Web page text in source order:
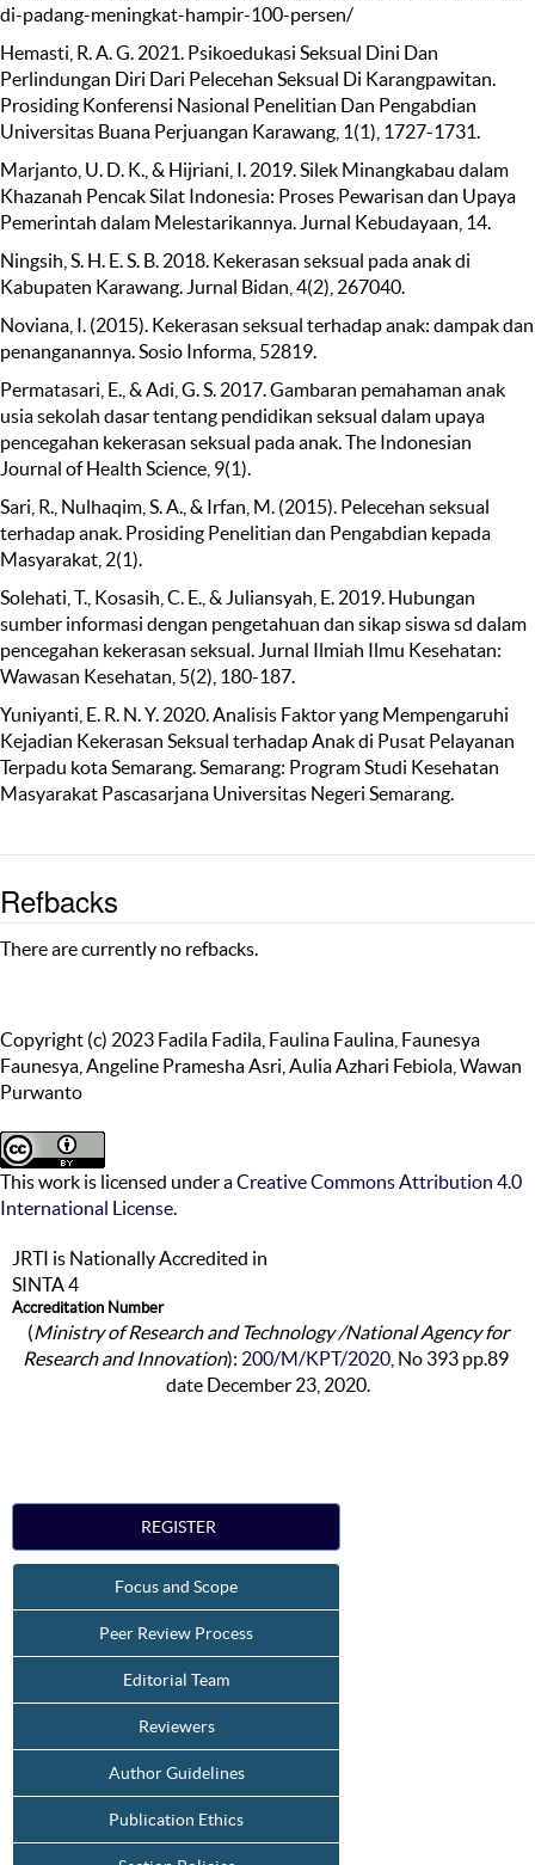
di-padang-meningkat-hampir-100-persen/
Hemasti, R. A. G. 2021. Psikoedukasi Seksual Dini Dan
Perlindungan Diri Dari Pelecehan Seksual Di Karangpawitan.
Prosiding Konferensi Nasional Penelitian Dan Pengabdian
Universitas Buana Perjuangan Karawang, 1(1), 1727-1731.
Marjanto, U. D. K., & Hijriani, I. 2019. Silek Minangkabau dalam
Khazanah Pencak Silat Indonesia: Proses Pewarisan dan Upaya
Pemerintah dalam Melestarikannya. Jurnal Kebudayaan, 14.
Ningsih, S. H. E. S. B. 2018. Kekerasan seksual pada anak di
Kabupaten Karawang. Jurnal Bidan, 4(2), 267040.
Noviana, I. (2015). Kekerasan seksual terhadap anak: dampak dan
penanganannya. Sosio Informa, 52819.
Permatasari, E., & Adi, G. S. 2017. Gambaran pemahaman anak
usia sekolah dasar tentang pendidikan seksual dalam upaya
pencegahan kekerasan seksual pada anak. The Indonesian
Journal of Health Science, 9(1).
Sari, R., Nulhaqim, S. A., & Irfan, M. (2015). Pelecehan seksual
terhadap anak. Prosiding Penelitian dan Pengabdian kepada
Masyarakat, 2(1).
Solehati, T., Kosasih, C. E., & Juliansyah, E. 2019. Hubungan
sumber informasi dengan pengetahuan dan sikap siswa sd dalam
pencegahan kekerasan seksual. Jurnal Ilmiah Ilmu Kesehatan:
Wawasan Kesehatan, 5(2), 180-187.
Yuniyanti, E. R. N. Y. 2020. Analisis Faktor yang Mempengaruhi
Kejadian Kekerasan Seksual terhadap Anak di Pusat Pelayanan
Terpadu kota Semarang. Semarang: Program Studi Kesehatan
Masyarakat Pascasarjana Universitas Negeri Semarang.
Refbacks
There are currently no refbacks.
Copyright (c) 2023 Fadila Fadila, Faulina Faulina, Faunesya
Faunesya, Angeline Pramesha Asri, Aulia Azhari Febiola, Wawan
Purwanto
This work is licensed under aCreative Commons Attribution 4.0
International License.
JRTI is Nationally Accredited in
SINTA 4
Accreditation Number
(Ministry of Research and Technology /National Agency for
Research and Innovation): 200/M/KPT/2020 , No 393 pp.89
date December 23, 2020.
REGISTER
Focus and Scope
Peer Review Process
Editorial Team
Reviewers
Author Guidelines
Publication Ethics